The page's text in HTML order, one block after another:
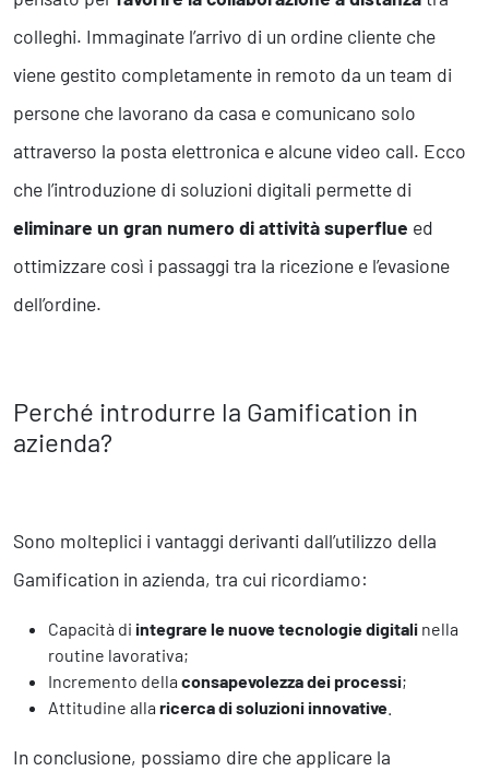
colleghi. Immaginate l’arrivo di un ordine cliente che
viene gestito completamente in remoto da un team di
persone che lavorano da casa e comunicano solo
attraverso la posta elettronica e alcune video call. Ecco
che l’introduzione di soluzioni digitali permette di
eliminare un gran numero di attività superflue ed
ottimizzare così i passaggi tra la ricezione e l’evasione
dell’ordine.
Perché introdurre la Gamification in
azienda?
Sono molteplici i vantaggi derivanti dall’utilizzo della
Gamification in azienda, tra cui ricordiamo:
Capacità di integrare le nuove tecnologie digitali nella
routine lavorativa;
Incremento della consapevolezza dei processi;
Attitudine alla ricerca di soluzioni innovative
In conclusione, possiamo dire che applicare la